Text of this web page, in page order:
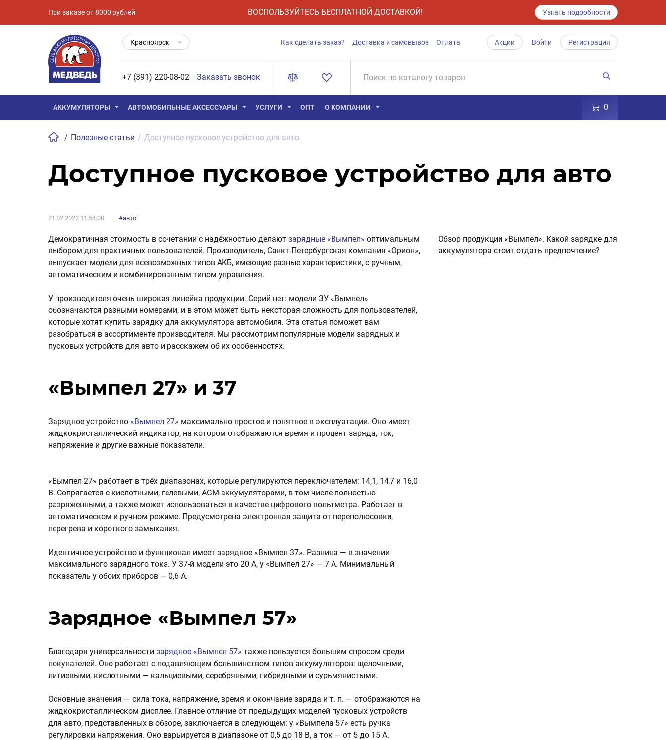
При заказе от 8000 рублей ВОСПОЛЬЗУЙТЕСЬ БЕСПЛАТНОЙ ДОСТАВКОЙ! Узнать подробности
Красноярск Как сделать заказ? Доставка и самовывоз Оплата Акции Войти Регистрация
+7 (391) 220-08-02 Заказать звонок
АККУМУЛЯТОРЫ АВТОМОБИЛЬНЫЕ АКСЕССУАРЫ УСЛУГИ ОПТ О КОМПАНИИ 0
/ Полезные статьи / Доступное пусковое устройство для авто
Доступное пусковое устройство для авто
21.02.2022 11:54:00 #авто
Демократичная стоимость в сочетании с надёжностью делают зарядные «Вымпел» оптимальным
выбором для практичных пользователей. Производитель, Санкт-Петербургская компания «Орион»,
выпускает модели для всевозможных типов АКБ, имеющие разные характеристики, с ручным,
автоматическим и комбинированным типом управления.
У производителя очень широкая линейка продукции. Серий нет: модели ЗУ «Вымпел»
обозначаются разными номерами, и в этом может быть некоторая сложность для пользователей,
которые хотят купить зарядку для аккумулятора автомобиля. Эта статья поможет вам
разобраться в ассортименте производителя. Мы рассмотрим популярные модели зарядных и
пусковых устройств для авто и расскажем об их особенностях.
«Вымпел 27» и 37
Зарядное устройство «Вымпел 27» максимально простое и понятное в эксплуатации. Оно имеет
жидкокристаллический индикатор, на котором отображаются время и процент заряда, ток,
напряжение и другие важные показатели.
«Вымпел 27» работает в трёх диапазонах, которые регулируются переключателем: 14,1, 14,7 и 16,0
В. Сопрягается с кислотными, гелевыми, AGM-аккумуляторами, в том числе полностью
разряженными, а также может использоваться в качестве цифрового вольтметра. Работает в
автоматическом и ручном режиме. Предусмотрена электронная защита от переполюсовки,
перегрева и короткого замыкания.
Идентичное устройство и функционал имеет зарядное «Вымпел 37». Разница — в значении
максимального зарядного тока. У 37-й модели это 20 А, у «Вымпел 27» — 7 А. Минимальный
показатель у обоих приборов — 0,6 А.
Зарядное «Вымпел 57»
Благодаря универсальности зарядное «Вымпел 57» также пользуется большим спросом среди
покупателей. Оно работает с подавляющим большинством типов аккумуляторов: щелочными,
литиевыми, кислотными — кальциевыми, серебряными, гибридными и сурьмянистыми.
Основные значения — сила тока, напряжение, время и окончание заряда и т. п. — отображаются на
жидкокристаллическом дисплее. Главное отличие от предыдущих моделей пусковых устройств
для авто, представленных в обзоре, заключается в следующем: у «Вымпела 57» есть ручка
регулировки напряжения. Оно варьируется в диапазоне от 0,5 до 18 В, а ток — от 5 до 15 А.
Обзор продукции «Вымпел». Какой зарядке для
аккумулятора стоит отдать предпочтение?